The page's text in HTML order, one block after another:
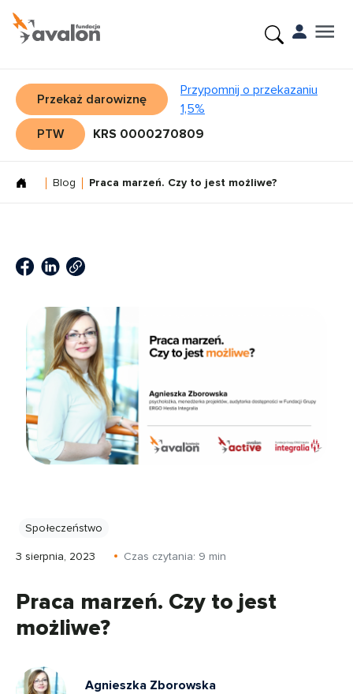
Przekaż darowiznę
Przypomnij o przekazaniu
1,5%
PTW
KRS 0000270809
Blog Praca marzeń. Czy to jest możliwe?
Społeczeństwo
3 sierpnia, 2023 Czas czytania: 9 min
Praca marzeń. Czy to jest
możliwe?
Agnieszka Zborowska